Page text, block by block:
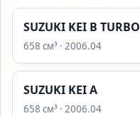
SUZUKI KEI B TURBO
658 см³ · 2006.04
SUZUKI KEI A
658 см³ · 2006.04